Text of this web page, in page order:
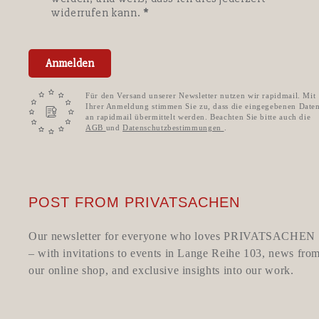
widerrufen kann.
Anmelden
Für den Versand unserer Newsletter nutzen wir rapidmail. Mit
Ihrer Anmeldung stimmen Sie zu, dass die eingegebenen
an rapidmail übermittelt werden. Beachten Sie bitte auch die
AGB undDatenschutzbestimmungen
POST FROM PRIVATSACHEN
Our newsletter for everyone who loves PRIVATSACHEN
– with invitations to events in Lange Reihe 103, news
our online shop, and exclusive insights into our work.